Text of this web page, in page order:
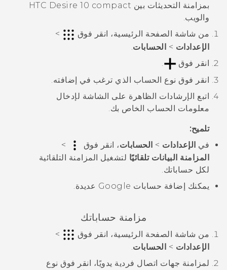
بمزامنة التحديثات بين HTC Desire 10 compact
والويب.
من شاشة
الصفحة الرئيسية، انقر فوق
>
الإعدادات > الحسابات
انقر فوق
انقر فوق نوع الحساب الذي ترغب في إضافته.
اتبع الإرشادات الظاهرة على الشاشة لإدخال
معلومات الحساب الخاص بك.
تلميح:
في الإعدادات > الحسابات، انقر فوق
>
المزامنة البيانات تلقائيًا لتشغيل المزامنة التلقائية
لكل حساباتك.
يمكنك إضافة حسابات Google عديدة.
مزامنة حساباتك
من شاشة الصفحة الرئيسية، انقر فوق
>
الإعدادات > الحسابات.
لمزامنة جهات اتصال فردية يدويًا، انقر فوق نوع